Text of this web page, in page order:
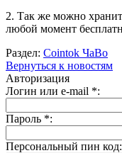
2. Так же можно
любой момент
Раздел: Cointok ЧаВо
Вернуться к новостям
Авторизация
Логин или e-mail *:
Пароль *:
Персональный пин код: